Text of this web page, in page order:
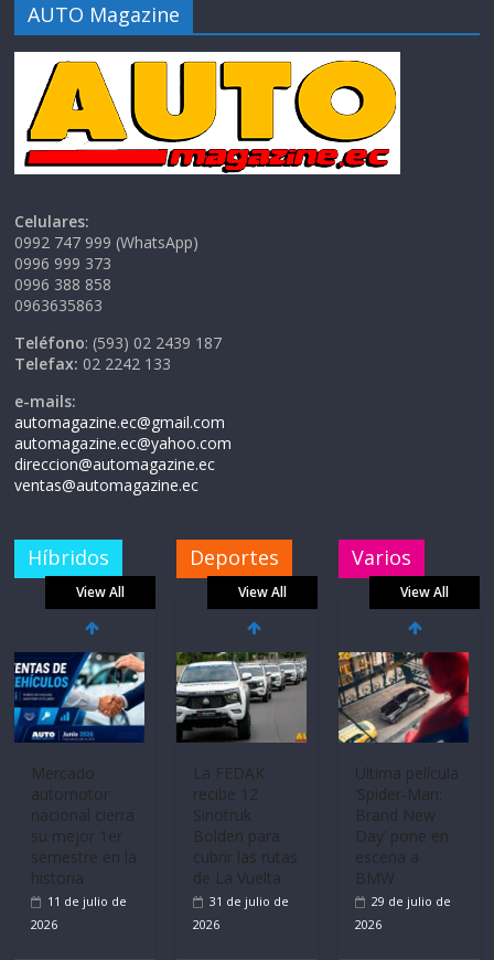
AUTO Magazine
Celulares:
0992 747 999 (WhatsApp)
0996 999 373
0996 388 858
0963635863
Teléfono: (593) 02 2439 187
Telefax: 02 2242 133
e-mails:
automagazine.ec@gmail.com
automagazine.ec@yahoo.com
direccion@automagazine.ec
ventas@automagazine.ec
Híbridos
View All
Mercado
automotor
nacional cierra
su mejor 1er
semestre en la
historia
11 de julio de
2026
Deportes
View All
La FEDAK
recibe 12
Sinotruk
Bolden para
cubrir las rutas
de La Vuelta
31 de julio de
2026
Varios
View All
Ultima película
‘Spider‑Man:
Brand New
Day’ pone en
escena a
BMW
29 de julio de
2026